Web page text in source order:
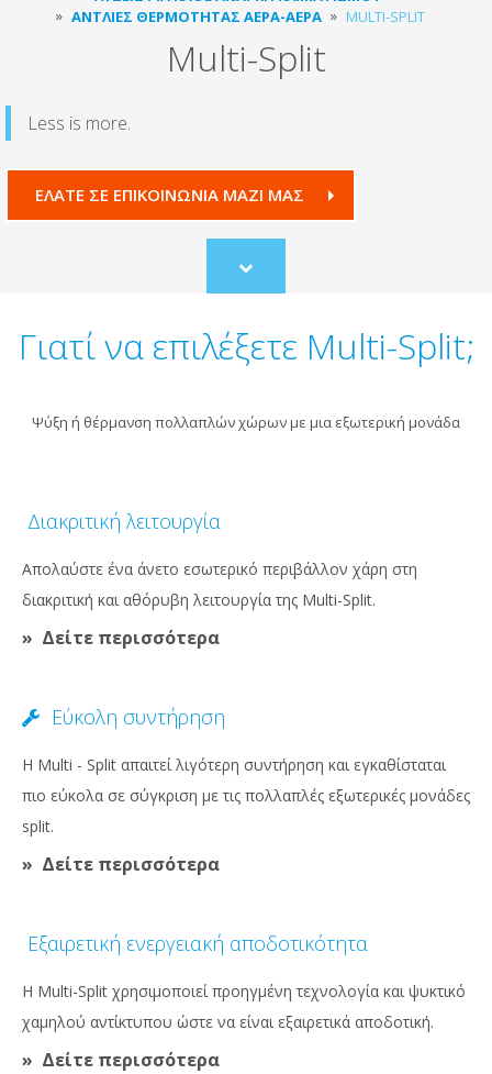
ΑΝΤΛΊΕΣ ΘΕΡΜΌΤΗΤΑΣ ΑΈΡΑ-ΑΈΡΑ
MULTI-SPLIT
Multi-Split
Less is more.
ΕΛΆΤΕ ΣΕ ΕΠΙΚΟΙΝΩΝΊΑ ΜΑΖΊ ΜΑΣ
Scroll
to
Γιατί να επιλέξετε Multi-Split;
Ψύξη ή θέρμανση πολλαπλών χώρων με μια εξωτερική μονάδα
Διακριτική λειτουργία
Απολαύστε ένα άνετο εσωτερικό περιβάλλον χάρη στη
διακριτική και αθόρυβη λειτουργία της Multi-Split.
Δείτε περισσότερα
Εύκολη συντήρηση
Η Multi - Split απαιτεί λιγότερη συντήρηση και εγκαθίσταται
πιο εύκολα σε σύγκριση με τις πολλαπλές εξωτερικές μονάδες
split.
Δείτε περισσότερα
Εξαιρετική ενεργειακή αποδοτικότητα
Η Multi-Split χρησιμοποιεί προηγμένη τεχνολογία και ψυκτικό
χαμηλού αντίκτυπου ώστε να είναι εξαιρετικά αποδοτική.
Δείτε περισσότερα